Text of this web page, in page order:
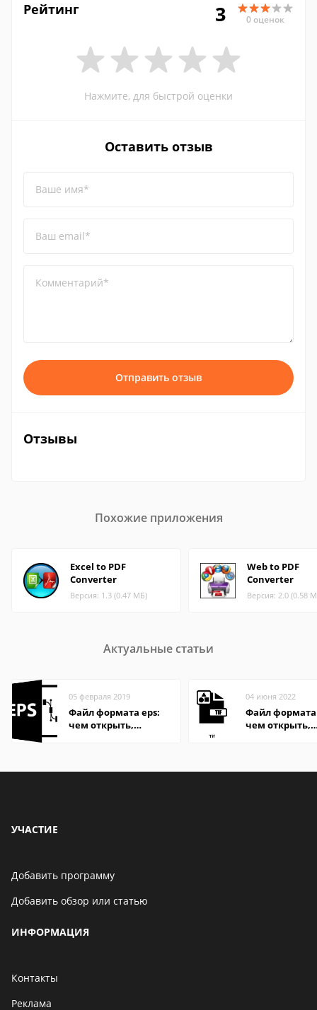
Рейтинг 3 0 оценок
Нажмите, для быстрой оценки
Оставить отзыв
Ваше имя*
Ваш email*
Комментарий*
Отправить отзыв
Отзывы
Похожие приложения
Excel to PDF
Converter
Версия: 1.3 (0.47 МБ)
Web to PDF
Converter
Версия: 2.0 (0.58
Актуальные статьи
05 февраля 2019
Файл формата eps:
чем открыть,
04 июня 2022
Файл формата
чем открыть,
УЧАСТИЕ
Добавить программу
Добавить обзор или статью
ИНФОРМАЦИЯ
Контакты
Реклама